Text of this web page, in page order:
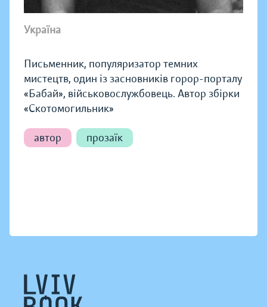
Україна
Письменник, популяризатор темних
мистецтв, один із засновників горор-порталу
«Бабай», військовослужбовець. Автор збірки
«Скотомогильник»
автор прозаїк